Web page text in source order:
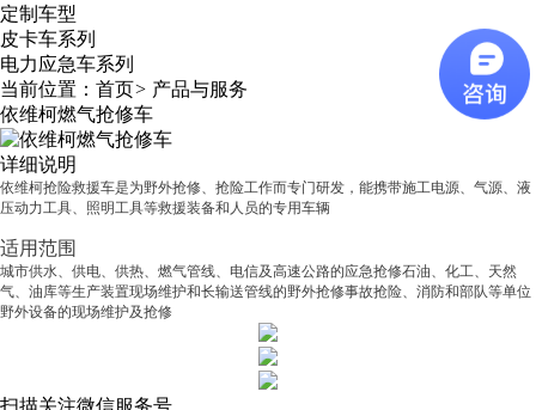
定制车型
皮卡车系列
电力应急车系列
当前位置： 首页> 产品与服务
依维柯燃气抢修车
详细说明
依维柯抢险救援车是为野外抢修、抢险工作而专门研发，能携带施工电源、气源、液
压动力工具、照明工具等救援装备和人员的专用车辆
适用范围
城市供水、供电、供热、燃气管线、电信及高速公路的应急抢修石油、化工、天然
气、油库等生产装置现场维护和长输送管线的野外抢修事故抢险、消防和部队等单位
野外设备的现场维护及抢修
扫描关注微信服务号